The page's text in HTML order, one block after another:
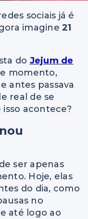
sociais já é
imagine 21
do Jejum de
momento,
antes passava
real de se
acontece?
ser apenas
Hoje, elas
do dia, como
no
até logo ao